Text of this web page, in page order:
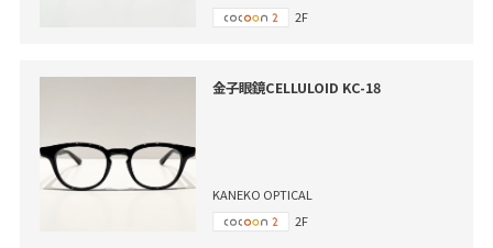
2F
金子眼鏡CELLULOID KC-18
KANEKO OPTICAL
2F